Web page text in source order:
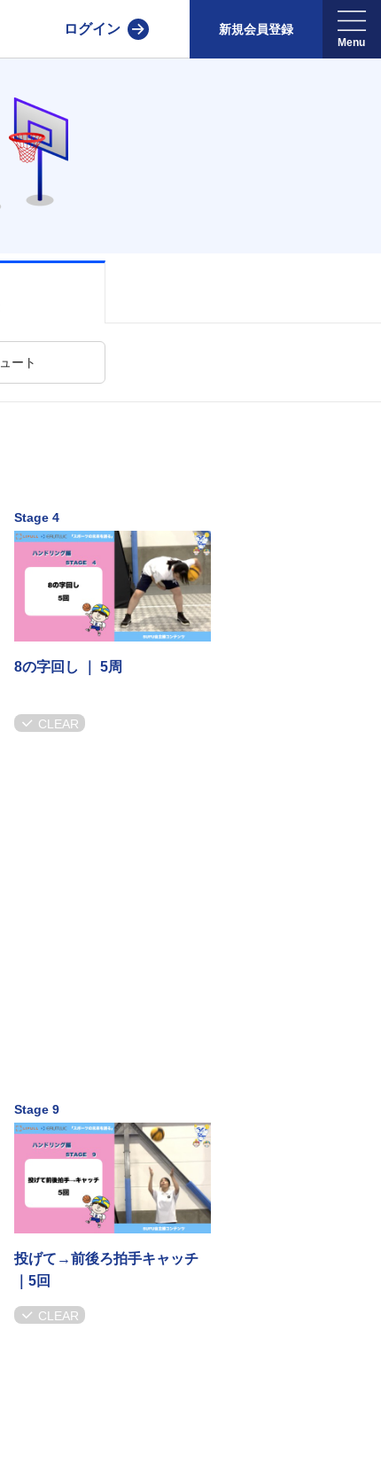
ログイン 新規会員登録
ート
Stage 4
8の字回し ｜ 5周
CLEAR
Stage 9
投げて→前後ろ拍手キャッチ
｜5回
CLEAR